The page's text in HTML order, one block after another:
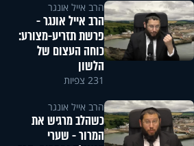
הרב אייל אונגר
הרב אייל אונגר -
פרשת תזריע-מצורע:
כוחה העצום של
הלשון
231 צפיות
הרב אייל אונגר
כשהלב מרגיש את
המרור - שערי